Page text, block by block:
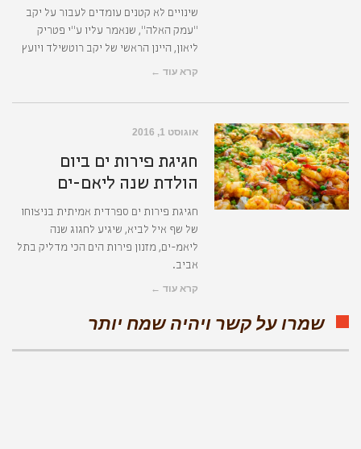
שינויים לא קטנים עומדים לעבור על יקב
"עמק האלה", שנאמר עליו ע"י פטריק
ליאון, היינן הראשי של יקב רוטשילד ויועץ
קרא עוד ←
אוגוסט 1, 2016
חגיגת פירות ים ביום
הולדת שנה ליאם-ים
חגיגת פירות ים ספרדית אמיתית בניצוחו
של שף איל לביא, שיגיע לחגוג שנה
ליאמ-ים, מזנון פירות הים הכי מדליק בתל
אביב.
קרא עוד ←
שמרו על קשר ויהיה שמח יותר